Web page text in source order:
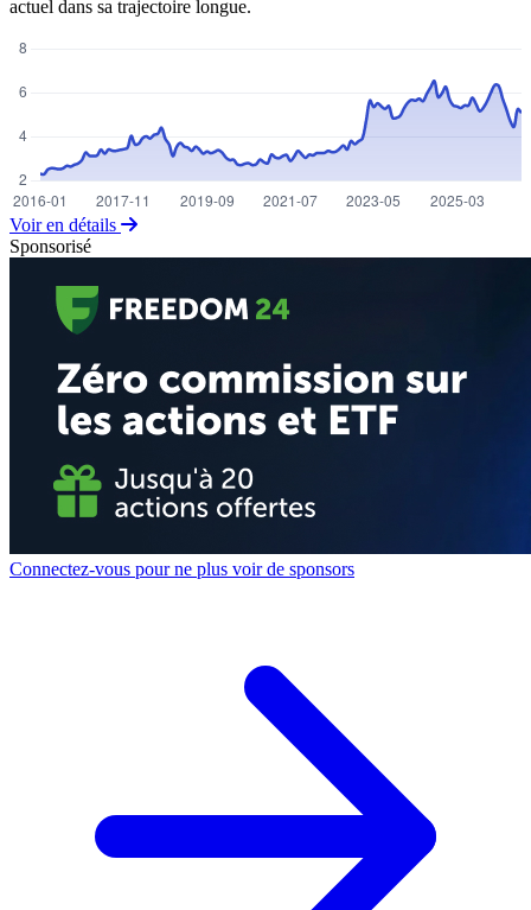
actuel dans sa trajectoire longue.
Voir en détails
Sponsorisé
Connectez-vous pour ne plus voir de sponsors